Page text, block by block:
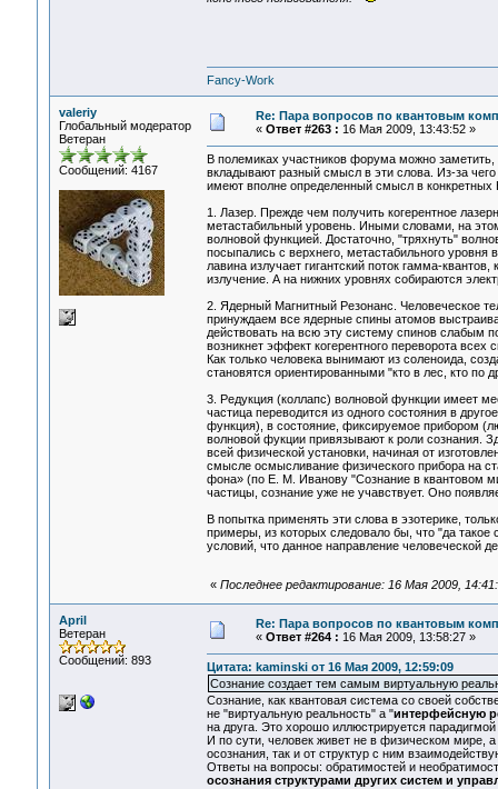
Fancy-Work
valeriy
Глобальный модератор
Ветеран
Сообщений: 4167
Re: Пара вопросов по квантовым
« Ответ #263 : 16 Мая 2009, 13:43:52 »
В полемиках участников форума можно заметить,
вкладывают разный смысл в эти слова. Из-за
имеют вполне определенный смысл в
1. Лазер. Прежде чем получить когерентное
метастабильный уровень. Иными словами, на
волновой функцией. Достаточно, "тряхнуть"
посыпались с верхнего, метастабильного уровня
лавина излучает гигантский поток гамма-
излучение. А на нижних уровнях собираются
2. Ядерный Магнитный Резонанс. Человеческое
принуждаем все ядерные спины атомов
действовать на всю эту систему спинов слабым
возникнет эффект когерентного переворота всех
Как только человека вынимают из соленоида,
становятся ориентированными "кто в лес, кто по
3. Редукция (коллапс) волновой функции имеет
частица переводится из одного состояния в
функция), в состояние, фиксируемое прибором
волновой фукции привязывают к роли сознания.
всей физической установки, начиная от
смысле осмысливание физического прибора на
фона» (по Е. М. Иванову "Сознание в квантовом
частицы, сознание уже не учавствует. Оно
В попытка применять эти слова в эзотерике,
примеры, из которых следовало бы, что "да
условий, что данное направление человеческой
« Последнее редактирование: 16 Мая 2009,
April
Ветеран
Сообщений: 893
Re: Пара вопросов по квантовым
« Ответ #264 : 16 Мая 2009, 13:58:27 »
Цитата: kaminski от 16 Мая 2009, 12:59:09
Сознание создает тем самым виртуальную
Сознание, как квантовая система со своей
не "виртуальную реальность" а "интерфейсную
на друга. Это хорошо иллюстрируется парадигмой
И по сути, человек живет не в физическом мире,
осознания, так и от структур с ним
Ответы на вопросы: обратимостей и
осознания структурами других систем и